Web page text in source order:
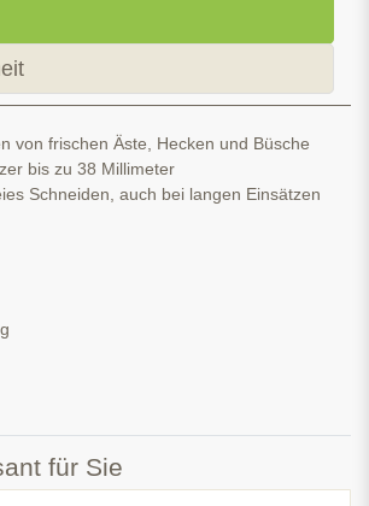
von frischen Äste, Hecken und Büsche
bis zu 38 Millimeter
Schneiden, auch bei langen Einsätzen
für Sie